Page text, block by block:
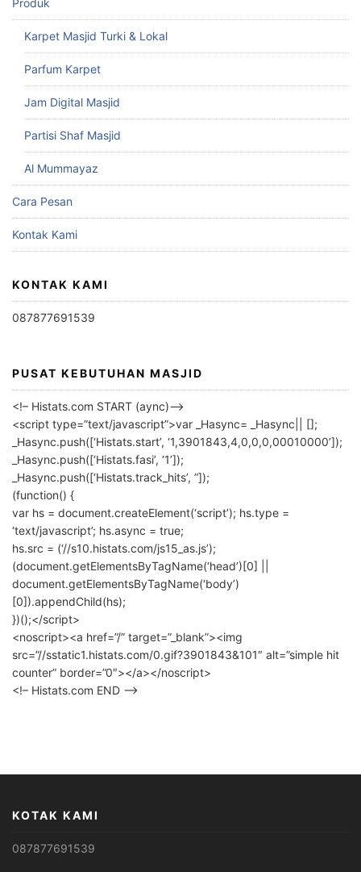
Karpet Masjid Turki & Lokal
Parfum Karpet
Jam Digital Masjid
Partisi Shaf Masjid
Al Mummayaz
Cara Pesan
Kontak Kami
KONTAK KAMI
087877691539
PUSAT KEBUTUHAN MASJID
<!– Histats.com START (aync)–>
<script type=”text/javascript”>var _Hasync= _Hasync|| [];
_Hasync.push([‘Histats.start’, ‘1,3901843,4,0,0,0,00010000’]);
_Hasync.push([‘Histats.fasi’, ‘1’]);
_Hasync.push([‘Histats.track_hits’, ”]);
(function() {
var hs = document.createElement(‘script’); hs.type =
‘text/javascript’; hs.async = true;
hs.src = (‘//s10.histats.com/js15_as.js’);
(document.getElementsByTagName(‘head’)[0] ||
document.getElementsByTagName(‘body’)
[0]).appendChild(hs);
})();</script>
<noscript><a href=”/” target=”_blank”><img
src=”//sstatic1.histats.com/0.gif?3901843&101″ alt=”simple hit
counter” border=”0″></a></noscript>
<!– Histats.com END –>
KOTAK KAMI
087877691539